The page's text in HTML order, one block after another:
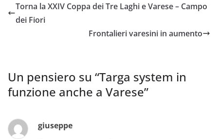
Torna la XXIV Coppa dei Tre Laghi e Varese – Campo
dei Fiori
Frontalieri varesini in aumento
Un pensiero su “Targa system in
funzione anche a Varese”
giuseppe